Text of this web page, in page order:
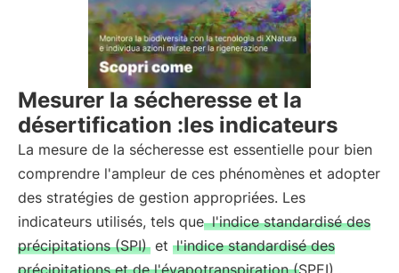
Mesurer la sécheresse et la
désertification :les indicateurs
La mesure de la sécheresse est essentielle pour bien
comprendre l'ampleur de ces phénomènes et adopter
des stratégies de gestion appropriées. Les
indicateurs utilisés, tels que l'indice standardisé des
précipitations (SPI) et l'indice standardisé des
précipitations et de l'évapotranspiration (SPEI) ,